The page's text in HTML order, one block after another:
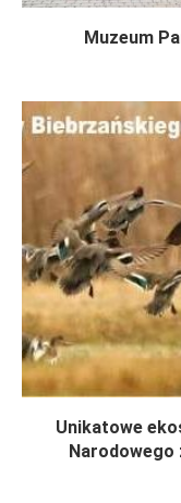
Muzeum
Unikatowe
Narodowego